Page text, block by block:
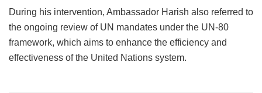
During his intervention, Ambassador Harish also referred to
the ongoing review of UN mandates under the UN-80
framework, which aims to enhance the efficiency and
effectiveness of the United Nations system.